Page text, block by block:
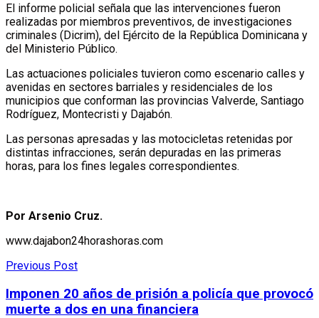
El informe policial señala que las intervenciones fueron
realizadas por miembros preventivos, de investigaciones
criminales (Dicrim), del Ejército de la República Dominicana y
del Ministerio Público.
Las actuaciones policiales tuvieron como escenario calles y
avenidas en sectores barriales y residenciales de los
municipios que conforman las provincias Valverde, Santiago
Rodríguez, Montecristi y Dajabón.
Las personas apresadas y las motocicletas retenidas por
distintas infracciones, serán depuradas en las primeras
horas, para los fines legales correspondientes.
Por Arsenio Cruz.
www.dajabon24horashoras.com
Previous Post
Imponen 20 años de prisión a policía que provocó
muerte a dos en una financiera